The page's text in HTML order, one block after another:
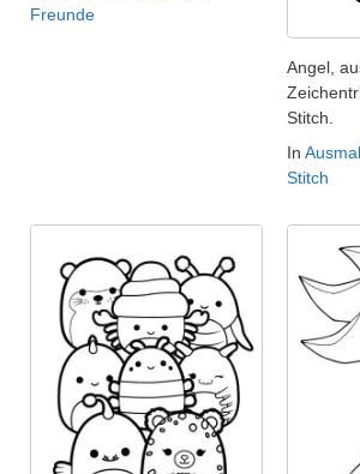
Freunde
Angel,
Stitch.
In
Stitch